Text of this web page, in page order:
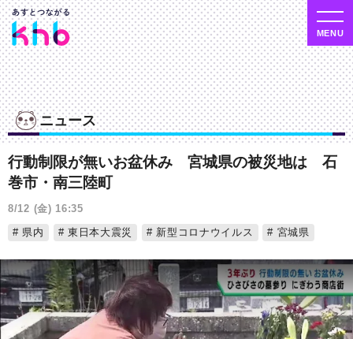
ニュース
行動制限が無いお盆休み 宮城県の被災地は 石
巻市・南三陸町
8/12 (金) 16:35
県内
東日本大震災 新型コロナウイルス 宮城県